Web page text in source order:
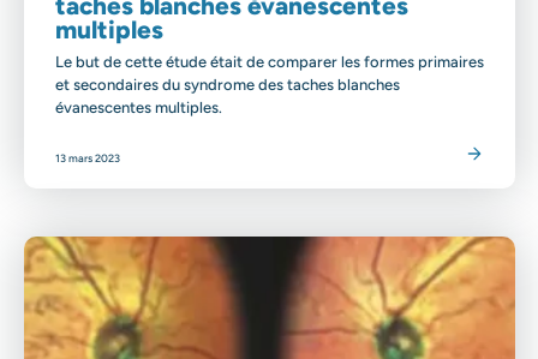
multiples
Le but de cette étude était de comparer les formes primaires
et secondaires du syndrome des taches blanches
évanescentes multiples.
13 mars 2023